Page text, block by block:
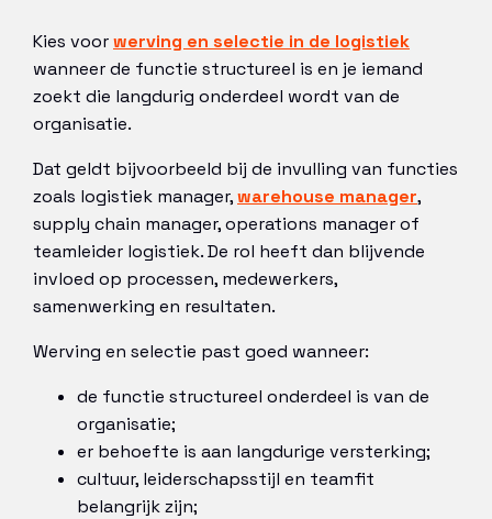
Kies voorwerving en selectie in de logistiek
wanneer de functie structureel is en je iemand
zoekt die langdurig onderdeel wordt van de
organisatie.
Dat geldt bijvoorbeeld bij de invulling van functies
zoals logistiek manager,warehouse manager,
supply chain manager, operations manager of
teamleider logistiek. De rol heeft dan blijvende
invloed op processen, medewerkers,
samenwerking en resultaten.
Werving en selectie past goed wanneer:
de functie structureel onderdeel is van de
organisatie;
er behoefte is aan langdurige versterking;
cultuur, leiderschapsstijl en teamfit
belangrijk zijn;